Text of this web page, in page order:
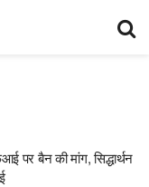
पर बैन की मांग, सिद्धार्थन